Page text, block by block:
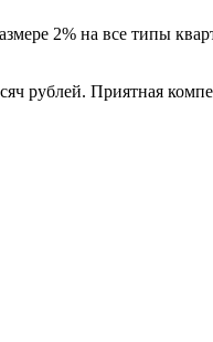
2% на все типы
рублей. Приятная